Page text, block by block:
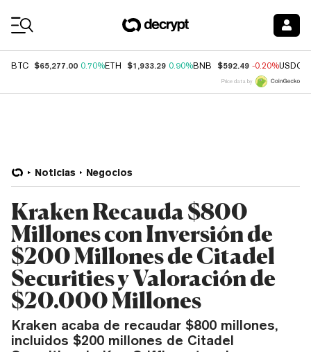
BTC $65,277.00 0.70%ETH $1,933.29 0.90%BNB $592.49 -0.20%USDC
Price data by
Noticias Negocios
Kraken Recauda $800
Millones con Inversión de
$200 Millones de Citadel
Securities y Valoración de
$20.000 Millones
Kraken acaba de recaudar $800 millones,
incluidos $200 millones de Citadel